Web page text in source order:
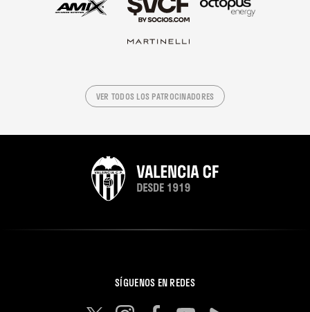
VER TODOS LOS PATROCINADORES
SÍGUENOS EN REDES